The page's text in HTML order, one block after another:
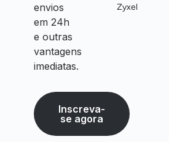
envios
em 24h
e outras
vantagens
imediatas.
Inscreva-
se agora
Zyxel